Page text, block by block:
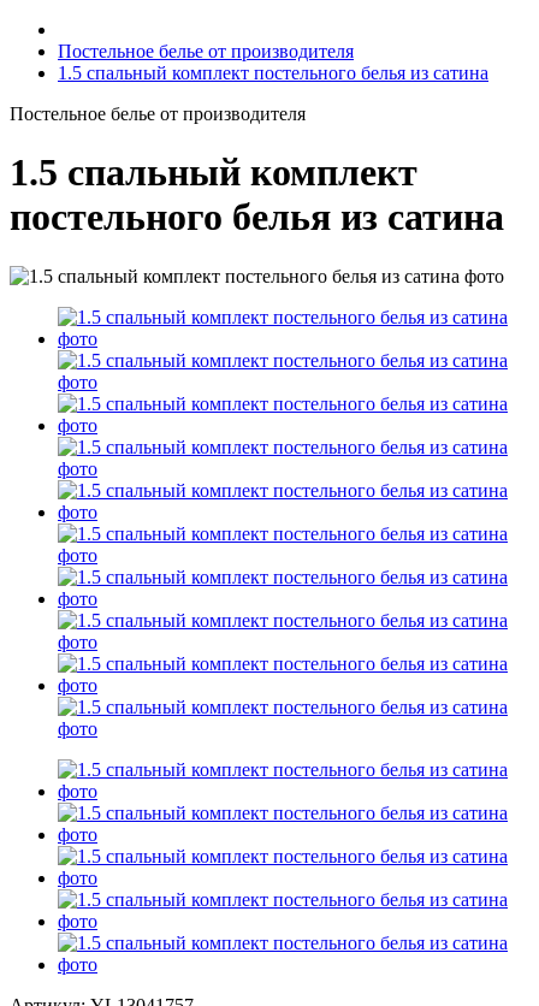
Постельное белье от производителя
1.5 спальный комплект постельного белья из сатина
Постельное белье от производителя
1.5 спальный комплект
постельного белья из сатина